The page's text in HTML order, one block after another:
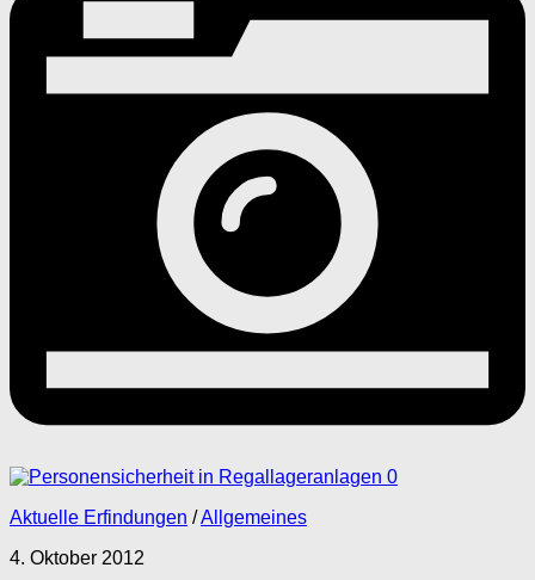
0
Aktuelle Erfindungen /Allgemeines
4. Oktober 2012